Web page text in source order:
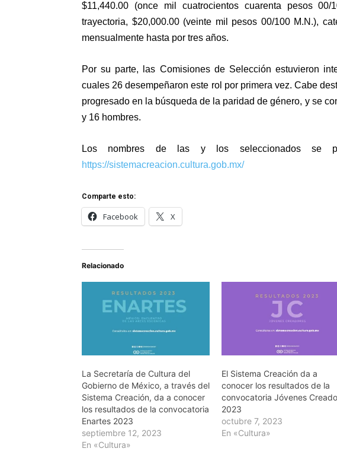
$11,440.00 (once mil cuatrocientos cuarenta pesos
trayectoria, $20,000.00 (veinte mil pesos 00/100 M.N.),
mensualmente hasta por tres años.
Por su parte, las Comisiones de Selección estuvieron
cuales 26 desempeñaron este rol por primera vez. Cabe
progresado en la búsqueda de la paridad de género, y se
y 16 hombres.
Los nombres de las y los seleccionados se
https://sistemacreacion.cultura.gob.mx/
Comparte esto:
Facebook X
Relacionado
La Secretaría de Cultura del
Gobierno de México, a través del
Sistema Creación, da a conocer
los resultados de la convocatoria
Enartes 2023
septiembre 12, 2023
En «Cultura»
El Sistema Creación da a
conocer los resultados de la
convocatoria Jóvenes
2023
octubre 7, 2023
En «Cultura»